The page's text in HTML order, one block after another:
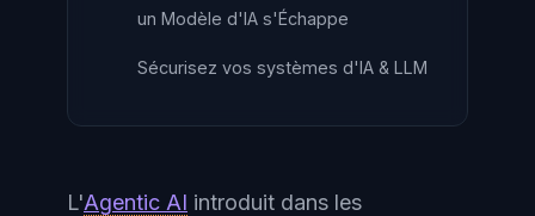
un Modèle d'IA s'Échappe
Sécurisez vos systèmes d'IA & LLM
L'Agentic AI introduit dans les